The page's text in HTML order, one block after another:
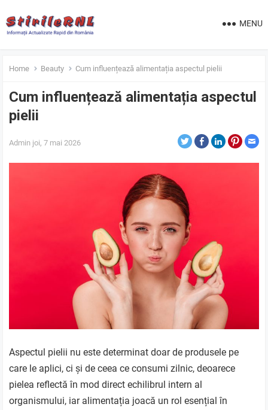
MENU
Home Beauty Cum influențează alimentația aspectul pielii
Cum influențează alimentația aspectul
pielii
Admin joi, 7 mai 2026
Aspectul pielii nu este determinat doar de produsele pe
care le aplici, ci și de ceea ce consumi zilnic, deoarece
pielea reflectă în mod direct echilibrul intern al
organismului, iar alimentația joacă un rol esențial în